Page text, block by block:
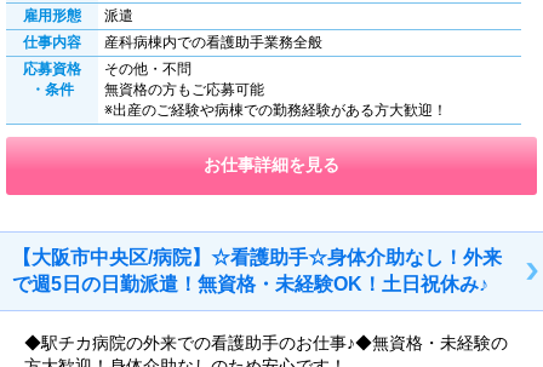
雇用形態
派遣
仕事内容
産科病棟内での看護助手業務全般
応募資格
・条件
その他・不問
無資格の方もご応募可能
※出産のご経験や病棟での勤務経験がある方大歓迎！
お仕事詳細を見る
【大阪市中央区/病院】☆看護助手☆身体介助なし！外来
で週5日の日勤派遣！無資格・未経験OK！土日祝休み♪
◆駅チカ病院の外来での看護助手のお仕事♪◆無資格・未経験の